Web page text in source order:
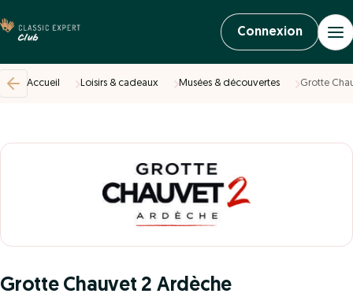
Connexion
Accueil Loisirs & cadeaux Musées & découvertes Grotte
Grotte Chauvet 2 Ardèche